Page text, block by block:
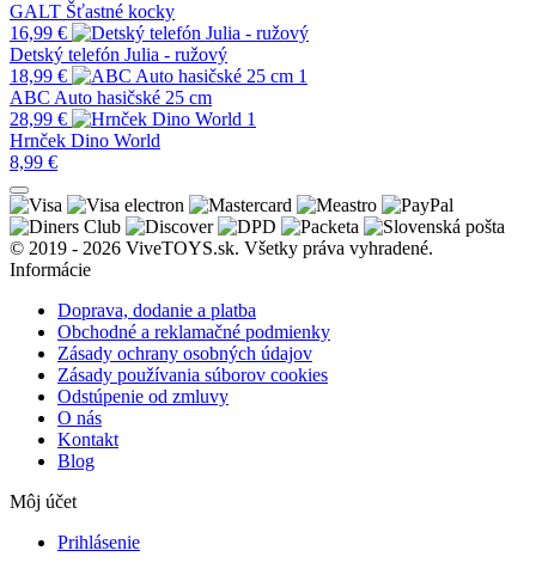
GALT Šťastné kocky
16,99 €
Detský telefón Julia - ružový
18,99 €
ABC Auto hasičské 25 cm
28,99 €
Hrnček Dino World
8,99 €
© 2019 - 2026 ViveTOYS.sk. Všetky práva vyhradené.
Informácie
Doprava, dodanie a platba
Obchodné a reklamačné podmienky
Zásady ochrany osobných údajov
Zásady používania súborov cookies
Odstúpenie od zmluvy
O nás
Kontakt
Blog
Môj účet
Prihlásenie